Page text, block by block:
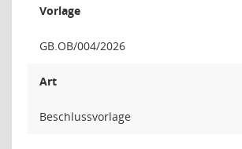
Vorlage
GB.OB/004/2026
Art
Beschlussvorlage